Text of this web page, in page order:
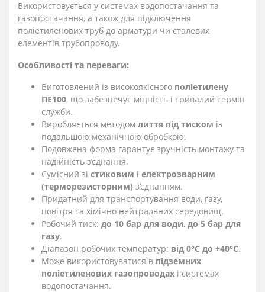
Використовується у системах водопостачання та
газопостачання, а також для підключення
поліетиленових труб до арматури чи сталевих
елементів трубопроводу.
Особливості та переваги:
Виготовлений із високоякісного поліетилену
ПЕ100, що забезпечує міцність і тривалий термін
служби.
Виробляється методом лиття під тиском із
подальшою механічною обробкою.
Подовжена форма гарантує зручність монтажу та
надійність з’єднання.
Сумісний зі стиковим і електрозварним
(терморезисторним) з’єднанням.
Придатний для транспортування води, газу,
повітря та хімічно нейтральних середовищ.
Робочий тиск: до 10 бар для води, до 5 бар для
газу.
Діапазон робочих температур: від 0°C до +40°C.
Може використовуватися в підземних
поліетиленових газопроводах і системах
водопостачання.